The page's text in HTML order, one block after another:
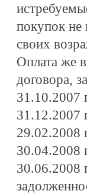
покупок не
своих
Оплата же
договора,
31.10.2007
31.12.2007
29.02.2008
30.04.2008
30.06.2008